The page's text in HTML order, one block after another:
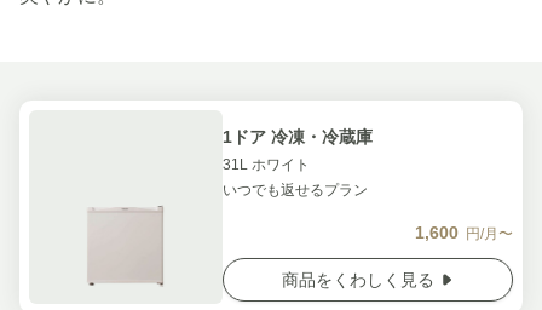
1ドア 冷凍・冷蔵庫
31L ホワイト
いつでも返せるプラン
1,600 円/月〜
商品をくわしく見る